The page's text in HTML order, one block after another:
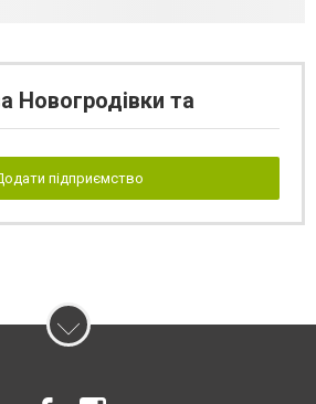
Новогродівки та
підприємство